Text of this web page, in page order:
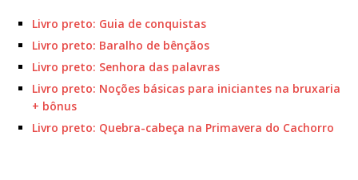
Livro preto: Guia de conquistas
Livro preto: Baralho de bênçãos
Livro preto: Senhora das palavras
Livro preto: Noções básicas para iniciantes na bruxaria
+ bônus
Livro preto: Quebra-cabeça na Primavera do Cachorro